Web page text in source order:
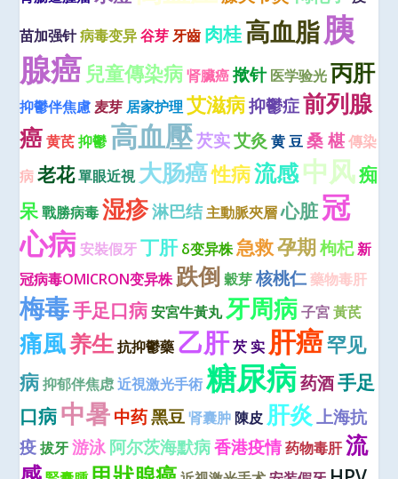
苗加强针病毒变异 谷芽 牙齒 肉桂高血脂胰
腺癌兒童傳染病 肾臟癌 揿针 医学验光 丙肝
抑鬱伴焦慮 麦芽 居家护理 艾滋病抑鬱症前列腺
癌 黄芪 抑鬱 高血壓芡实艾灸 黄 豆 桑 椹傳染
病 老花單眼近視 大肠癌性病流感中风痴
呆戰勝病毒 湿疹淋巴结主動脈夾層 心脏冠
心病 安裝假牙 丁肝 δ变异株急救孕期枸杞新
冠病毒OMICRON变异株 跌倒 穀芽 核桃仁藥物毒肝
梅毒手足口病 安宮牛黃丸牙周病 子宮 黃芪
痛風养生 抗抑鬱藥 乙肝芡 实 肝癌罕见
病 抑郁伴焦虑近視激光手術 糖尿病药酒手足
口病中暑中药黑豆 肾囊肿 陳皮 肝炎 上海抗
疫 拔牙 游泳阿尔茨海默病香港疫情药物毒肝流